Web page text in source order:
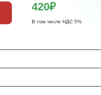
420₽
В том числе НДС 5%